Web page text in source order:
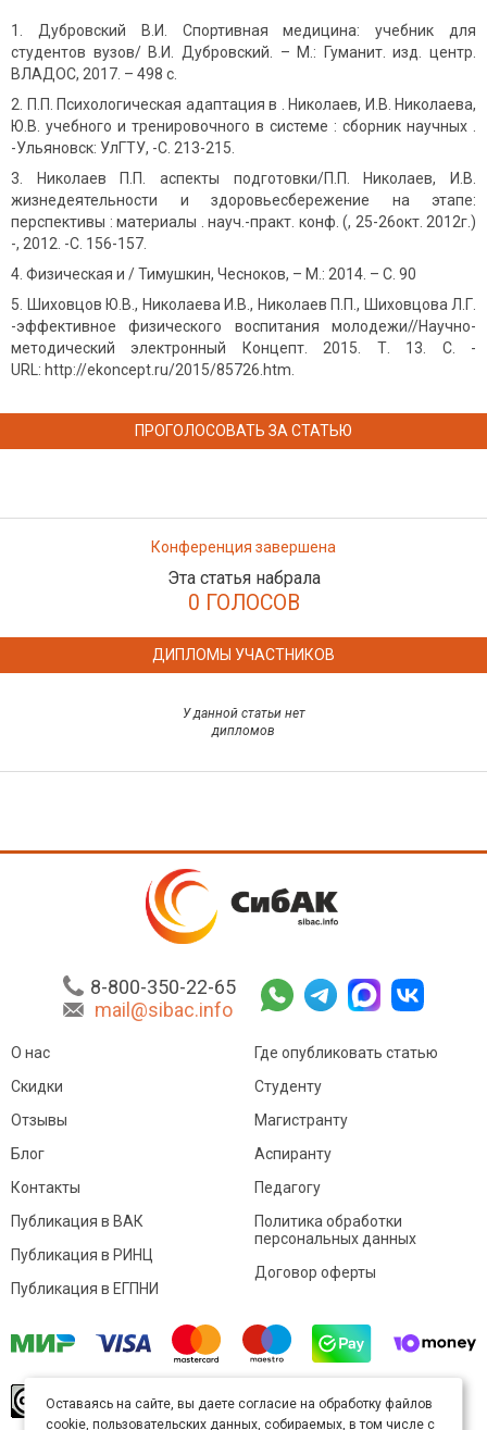
Дубровский В.И. Спортивная медицина: учебник для
студентов вузов/ В.И. Дубровский. – М.: Гуманит. изд. центр.
ВЛАДОС, 2017. – 498 с.
П.П. Психологическая адаптация в . Николаев, И.В. Николаева,
Ю.В. учебного и тренировочного в системе : сборник научных .
-Ульяновск: УлГТУ, -С. 213-215.
Николаев П.П. аспекты подготовки/П.П. Николаев, И.В.
жизнедеятельности и здоровьесбережение на этапе:
перспективы : материалы . науч.-практ. конф. (, 25-26окт. 2012г.)
-, 2012. -С. 156-157.
Физическая и / Тимушкин, Чесноков, – М.: 2014. – С. 90
Шиховцов Ю.В., Николаева И.В., Николаев П.П., Шиховцова Л.Г.
-эффективное физического воспитания молодежи//Научно-
методический электронный Концепт. 2015. Т. 13. С. -
URL: http://ekoncept.ru/2015/85726.htm.
ПРОГОЛОСОВАТЬ ЗА СТАТЬЮ
Конференция завершена
Эта статья набрала
0 ГОЛОСОВ
ДИПЛОМЫ УЧАСТНИКОВ
У данной статьи нет
дипломов
8-800-350-22-65
mail@sibac.info
О нас
Скидки
Отзывы
Блог
Контакты
Где опубликовать статью
Студенту
Магистранту
Аспиранту
Педагогу
Публикация в ВАК
Публикация в РИНЦ
Публикация в ЕГПНИ
Политика обработки
персональных данных
Договор оферты
произведение доступно полицензии Creative
Оставаясь на сайте, вы даете согласие на обработку файлов
cookie, пользовательских данных, собираемых, в том числе с